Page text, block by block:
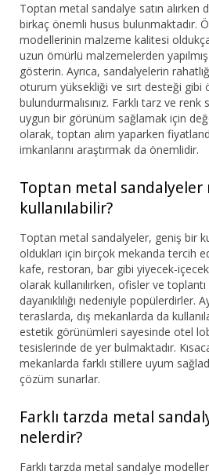
Toptan metal sandalye satın alırken
birkaç önemli husus bulunmaktadır.
modellerinin malzeme kalitesi
uzun ömürlü malzemelerden
gösterin. Ayrıca, sandalyelerin
oturum yüksekliği ve sırt desteği gibi
bulundurmalısınız. Farklı tarz ve renk
uygun bir görünüm sağlamak için
olarak, toptan alım yaparken
imkanlarını araştırmak da önemlidir.
Toptan metal sandalyeler
kullanılabilir?
Toptan metal sandalyeler, geniş bir
oldukları için birçok mekanda tercih
kafe, restoran, bar gibi yiyecek-
olarak kullanılırken, ofisler ve toplantı
dayanıklılığı nedeniyle popülerdirler.
teraslarda, dış mekanlarda da
estetik görünümleri sayesinde otel
tesislerinde de yer bulmaktadır.
mekanlarda farklı stillere uyum
çözüm sunarlar.
Farklı tarzda metal
nelerdir?
Farklı tarzda metal sandalye